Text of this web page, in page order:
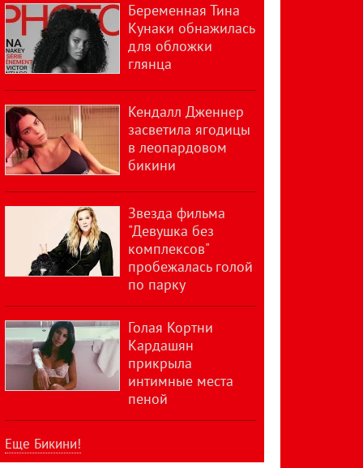
Беременная Тина
Кунаки обнажилась
для обложки
глянца
Кендалл Дженнер
засветила ягодицы
в леопардовом
бикини
Звезда фильма
"Девушка без
комплексов"
пробежалась голой
по парку
Голая Кортни
Кардашян
прикрыла
интимные места
пеной
Еще Бикини!